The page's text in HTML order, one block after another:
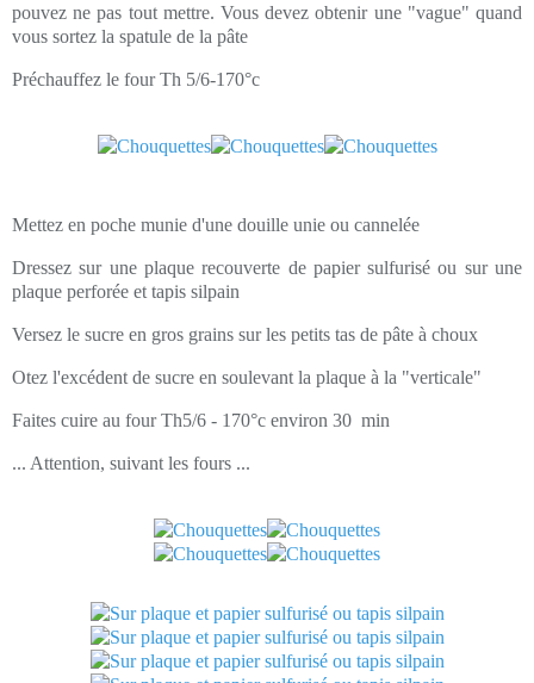
pouvez ne pas tout mettre. Vous devez obtenir une "vague" quand
vous sortez la spatule de la pâte
Préchauffez le four Th 5/6-170°c
Mettez en poche munie d'une douille unie ou cannelée
Dressez sur une plaque recouverte de papier sulfurisé ou sur une
plaque perforée et tapis silpain
Versez le sucre en gros grains sur les petits tas de pâte à choux
Otez l'excédent de sucre en soulevant la plaque à la "verticale"
Faites cuire au four Th5/6 - 170°c environ 30 min
... Attention, suivant les fours ...